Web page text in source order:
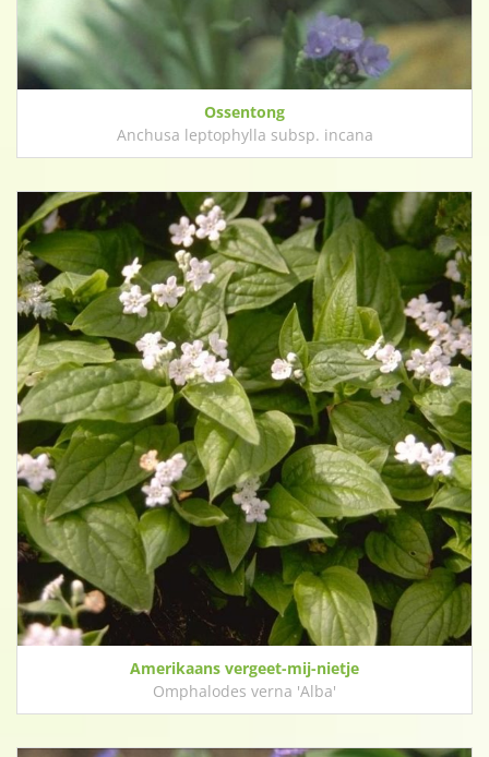
Ossentong
Anchusa leptophylla subsp. incana
Amerikaans vergeet-mij-nietje
Omphalodes verna 'Alba'